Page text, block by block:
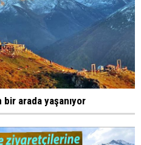
bir arada yaşanıyor